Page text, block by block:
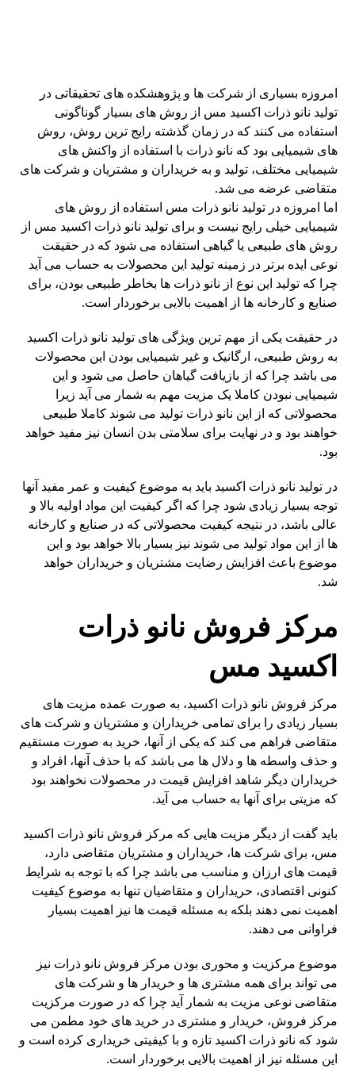
امروزه بسیاری از شرکت ها و پژوهشکده های تحقیقاتی در
تولید نانو ذرات اکسید مس از روش های بسیار گوناگونی
استفاده می کنند که در زمان گذشته رایج ترین روش، روش
های شیمیایی بود که نانو ذرات با استفاده از واکنش های
شیمیایی مختلف، تولید و به خریداران و مشتریان و شرکت های
متقاضی عرضه می شد.
اما امروزه در تولید نانو ذرات مس استفاده از روش های
شیمیایی خیلی رایج نیست و برای تولید نانو ذرات اکسید مس از
روش های طبیعی یا گیاهی استفاده می شود که در حقیقت
نوعی ایده برتر در زمینه تولید این محصولات به حساب می آید
چرا که تولید این نوع از نانو ذرات ها بخاطر طبیعی بودن، برای
صنایع و کارخانه ها از اهمیت بالایی برخوردار است.
در حقیقت یکی از مهم ترین ویژگی های تولید نانو ذرات اکسید
به روش طبیعی، ارگانیک و غیر شیمیایی بودن این محصولات
می باشد چرا که از بازیافت گیاهان حاصل می شود و این
شیمیایی نبودن کاملا یک مزیت مهم به شمار می آید زیرا
محصولاتی که از این نانو ذرات تولید می شوند کاملا طبیعی
خواهند بود و در نهایت برای سلامتی بدن انسان نیز مفید خواهد
بود.
در تولید نانو ذرات اکسید باید به موضوع کیفیت و عمر مفید آنها
توجه بسیار زیادی شود چرا که اگر کیفیت این مواد اولیه بالا و
عالی باشد، در نتیجه کیفیت محصولاتی که در صنایع و کارخانه
ها از این مواد تولید می شوند نیز بسیار بالا خواهد بود و این
موضوع باعث افزایش رضایت مشتریان و خریداران خواهد
شد.
مرکز فروش نانو ذرات
اکسید مس
مرکز فروش نانو ذرات اکسید، به صورت عمده مزیت های
بسیار زیادی را برای تمامی خریداران و مشتریان و شرکت های
متقاضی فراهم می کند که یکی از آنها، خرید به صورت مستقیم
و حذف واسطه ها و دلال ها می باشد که با حذف آنها، افراد و
خریداران دیگر شاهد افزایش قیمت در محصولات نخواهند بود
که مزیتی برای آنها به حساب می آید.
باید گفت از دیگر مزیت هایی که مرکز فروش نانو ذرات اکسید
مس، برای شرکت ها، خریداران و مشتریان متقاضی دارد،
قیمت های ارزان و مناسب می باشد چرا که با توجه به شرایط
کنونی اقتصادی، حریداران و متقاضیان تنها به موضوع کیفیت
اهمیت نمی دهند بلکه به مسئله قیمت ها نیز اهمیت بسیار
فراوانی می دهند.
موضوع مرکزیت و محوری بودن مرکز فروش نانو ذرات نیز
می تواند برای همه مشتری ها و خریدار ها و شرکت های
متقاضی نوعی مزیت به شمار آید چرا که در صورت مرکزیت
مرکز فروش، خریدار و مشتری در خرید های خود مطمن می
شود که نانو ذرات اکسید تازه و با کیفیتی خریداری کرده است و
این مسئله نیز از اهمیت بالایی برخوردار است.